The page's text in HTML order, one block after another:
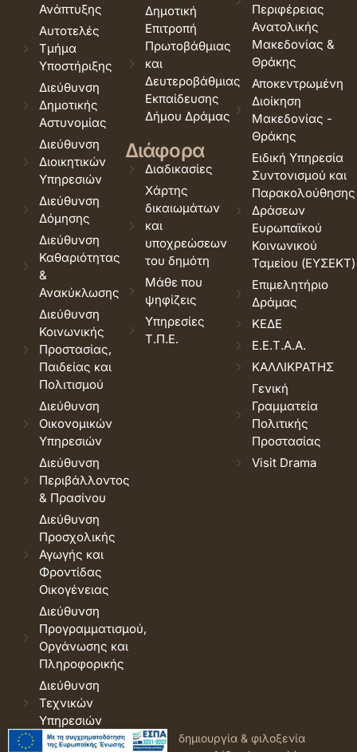
Ανάπτυξης
Αυτοτελές
Τμήμα
Υποστήριξης
Διεύθυνση
Δημοτικής
Αστυνομίας
Διεύθυνση
Διοικητικών
Υπηρεσιών
Διεύθυνση
Δόμησης
Διεύθυνση
Καθαριότητας
&
Ανακύκλωσης
Διεύθυνση
Κοινωνικής
Προστασίας,
Παιδείας και
Πολιτισμού
Διεύθυνση
Οικονομικών
Υπηρεσιών
Διεύθυνση
Περιβάλλοντος
& Πρασίνου
Διεύθυνση
Προσχολικής
Αγωγής και
Φροντίδας
Οικογένειας
Διεύθυνση
Προγραμματισμού,
Οργάνωσης και
Πληροφορικής
Διεύθυνση
Τεχνικών
Υπηρεσιών
Δημοτική
Επιτροπή
Πρωτοβάθμιας
και
Δευτεροβάθμιας
Εκπαίδευσης
Δήμου Δράμας
Διάφορα
Διαδικασίες
Χάρτης
δικαιωμάτων
και
υποχρεώσεων
του δημότη
Μάθε που
ψηφίζεις
Υπηρεσίες
Τ.Π.Ε.
Περιφέρειας
Ανατολικής
Μακεδονίας &
Θράκης
Αποκεντρωμένη
Διοίκηση
Μακεδονίας -
Θράκης
Ειδική Υπηρεσία
Συντονισμού και
Παρακολούθησης
Δράσεων
Ευρωπαϊκού
Κοινωνικού
Ταμείου (ΕΥΣΕΚΤ)
Επιμελητήριο
Δράμας
ΚΕΔΕ
Ε.Ε.Τ.Α.Α.
ΚΑΛΛΙΚΡΑΤΗΣ
Γενική
Γραμματεία
Πολιτικής
Προστασίας
Visit Drama
© 2026 Δήμος Δράμας. Όροι
δημιουργία & φιλοξενία